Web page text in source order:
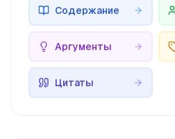
Содержание
Аргументы
Цитаты